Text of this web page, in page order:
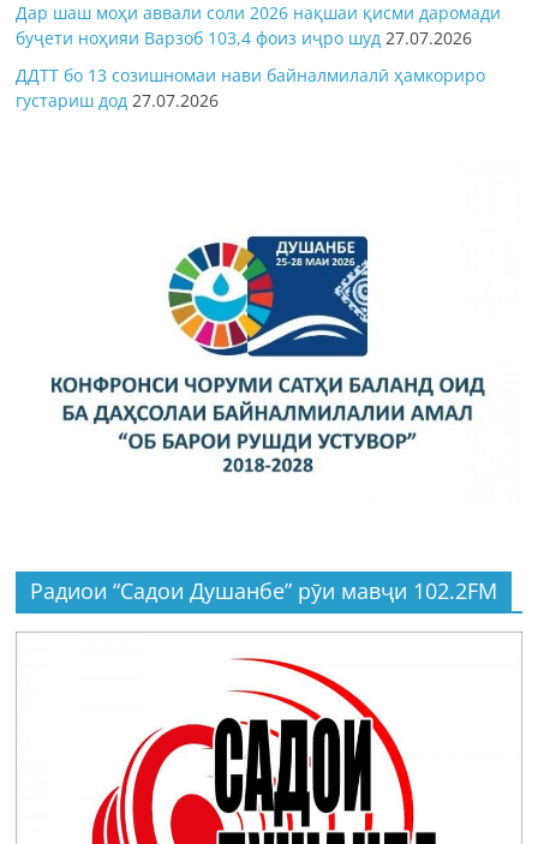
Дар шаш моҳи аввали соли 2026 нақшаи қисми даромади
буҷети ноҳияи Варзоб 103,4 фоиз иҷро шуд 27.07.2026
ДДТТ бо 13 созишномаи нави байналмилалӣ ҳамкориро
густариш дод 27.07.2026
Радиои “Садои Душанбе” рӯи мавҷи 102.2FM